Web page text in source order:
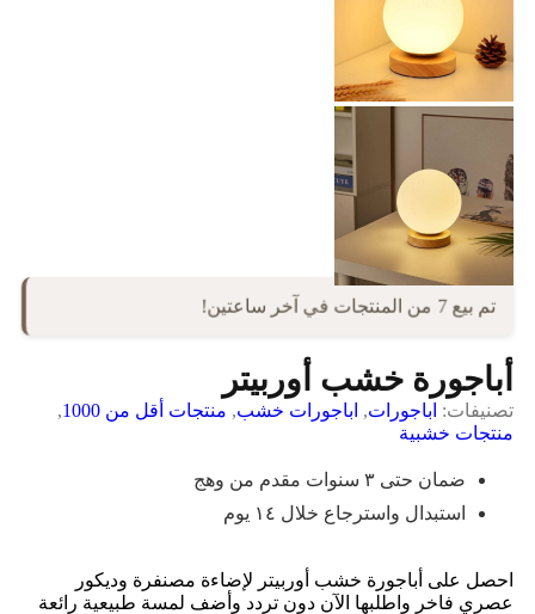
تم بيع 7 من المنتجات في آخر ساعتين!
أباجورة خشب أوربيتر
تصنيفات: اباجورات, اباجورات خشب, منتجات أقل من 1000
,
منتجات خشبية
ضمان حتى ٣ سنوات مقدم من وهج
استبدال واسترجاع خلال ١٤ يوم
احصل على أباجورة خشب أوربيتر لإضاءة مصنفرة وديكور
عصري فاخر واطلبها الآن دون تردد وأضف لمسة طبيعية رائعة